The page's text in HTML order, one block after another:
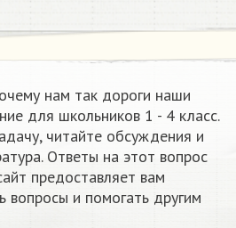
нам так дороги наши
для школьников 1 - 4 класс.
читайте обсуждения и
Ответы на этот вопрос
предоставляет вам
вопросы и помогать другим